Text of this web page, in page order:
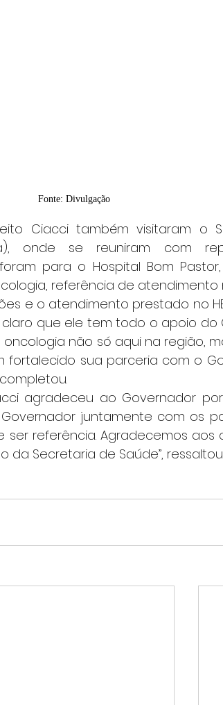
Fonte: Divulgação
onde se reuniram com
para o Hospital Bom
referência de atendimento
que ele tem todo o apoio do
não só aqui na região,
fortalecido sua parceria com o
Governador juntamente com os
ser referência. Agradecemos aos
Secretaria de Saúde”, ressaltou.